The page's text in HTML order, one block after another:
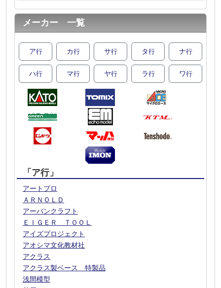
メーカー 一覧
ア行 カ行 サ行 タ行 ナ行
ハ行 マ行 ヤ行 ラ行 ワ行
「ア行」
アートプロ
ＡＲＮＯＬＤ
アーバンクラフト
ＥＩＧＥＲ ＴＯＯＬ
アイズプロジェクト
アオシマ文化教材社
アクラス
アクラス製ベース 特製品
浅間模型